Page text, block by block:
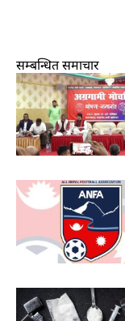
सम्बन्धित समाचार